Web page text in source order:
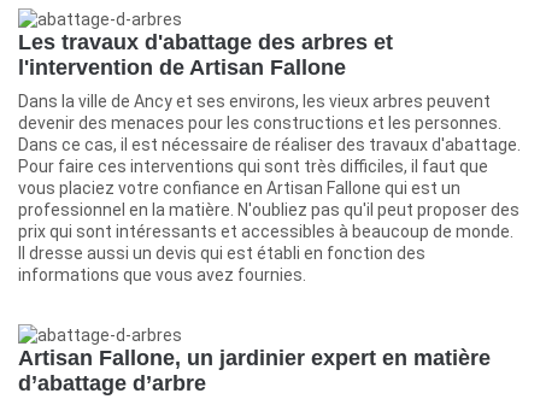
Les travaux d'abattage des arbres et
l'intervention de Artisan Fallone
Dans la ville de Ancy et ses environs, les vieux arbres peuvent
devenir des menaces pour les constructions et les personnes.
Dans ce cas, il est nécessaire de réaliser des travaux d'abattage.
Pour faire ces interventions qui sont très difficiles, il faut que
vous placiez votre confiance en Artisan Fallone qui est un
professionnel en la matière. N'oubliez pas qu'il peut proposer des
prix qui sont intéressants et accessibles à beaucoup de monde.
Il dresse aussi un devis qui est établi en fonction des
informations que vous avez fournies.
Artisan Fallone, un jardinier expert en matière
d’abattage d’arbre